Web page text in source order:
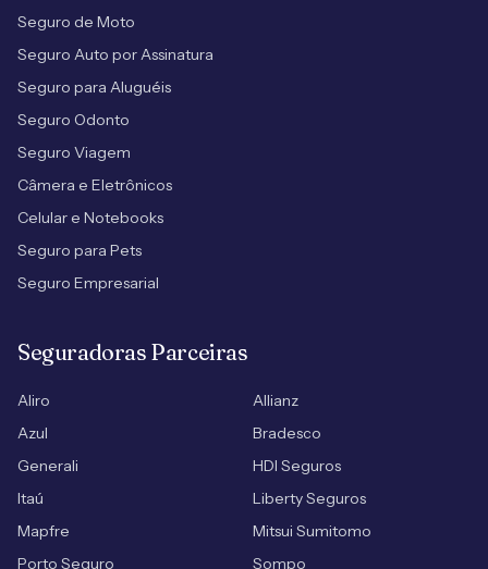
Seguro de Moto
Seguro Auto por Assinatura
Seguro para Aluguéis
Seguro Odonto
Seguro Viagem
Câmera e Eletrônicos
Celular e Notebooks
Seguro para Pets
Seguro Empresarial
Seguradoras Parceiras
Aliro
Allianz
Azul
Bradesco
Generali
HDI Seguros
Itaú
Liberty Seguros
Mapfre
Mitsui Sumitomo
Porto Seguro
Sompo